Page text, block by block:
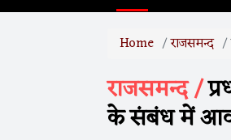
Home राजसमन्द
राजसमन्द /
के संबंध में